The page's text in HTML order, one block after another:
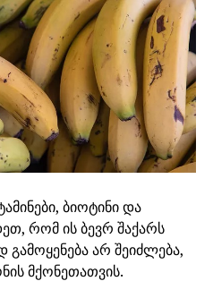
ბიოტინი და
რომ ის ბევრ შაქარს
გამოყენება არ შეიძლება,
მქონეთათვის.